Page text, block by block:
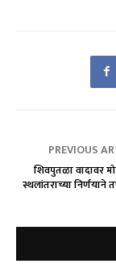
PREVIOUS
शिवपुतळा वादावर
स्थलांतराच्या निर्णयाने